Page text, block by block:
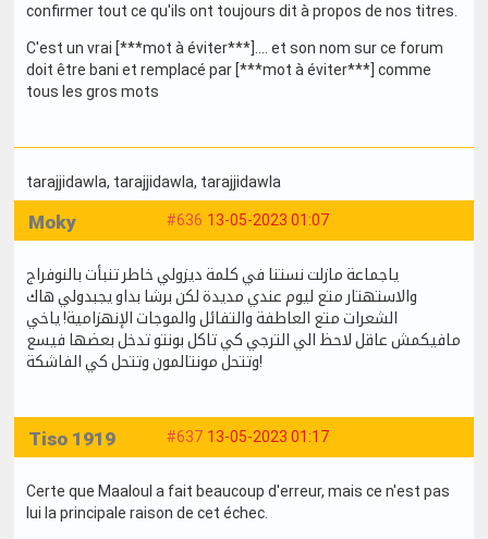
confirmer tout ce qu'ils ont toujours dit à propos de nos titres.
C'est un vrai [***mot à éviter***].... et son nom sur ce forum
doit être bani et remplacé par [***mot à éviter***] comme
tous les gros mots
tarajjidawla, tarajjidawla, tarajjidawla
#636 13-05-2023 01:07
Moky
ياجماعة مازلت نستنا في كلمة ديزولي خاطر تنبأت بالنوفراج
والاستهتار متع ليوم عندي مديدة لكن برشا بداو يجبدولي هاك
الشعرات متع العاطفة والتفائل والموجات الإنهزامية! ياخي
مافيكمش عاقل لاحظ الي الترجي كي تاكل بونتو تدخل بعضها فيسع
وتتحل مونتالمون وتتحل كي الفاشكة!
#637 13-05-2023 01:17
Tiso 1919
Certe que Maaloul a fait beaucoup d'erreur, mais ce n'est pas
lui la principale raison de cet échec.